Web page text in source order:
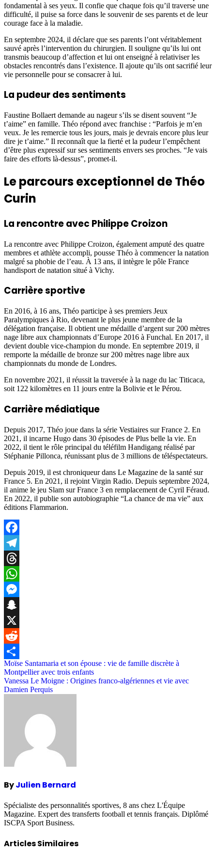
fondamental à ses yeux. Il confie que chaque fois qu’il traverse une
difficulté, il puise sa force dans le souvenir de ses parents et de leur
courage face à la maladie.
En septembre 2024, il déclare que ses parents l’ont véritablement
sauvé après l’intervention du chirurgien. Il souligne qu’ils lui ont
transmis beaucoup d’affection et lui ont enseigné à relativiser les
obstacles rencontrés dans l’existence. Il ajoute qu’ils ont sacrifié leur
vie personnelle pour se consacrer à lui.
La pudeur des sentiments
Faustine Bollaert demande au nageur s’ils se disent souvent “Je
t’aime” en famille. Théo répond avec franchise : “Parfois je m’en
veux. Je les remercie tous les jours, mais je devrais encore plus leur
dire je t’aime.” Il reconnaît que la fierté et la pudeur l’empêchent
d’être plus expressif sur ses sentiments envers ses proches. “Je vais
faire des efforts là-dessus”, promet-il.
Le parcours exceptionnel de Théo
Curin
La rencontre avec Philippe Croizon
La rencontre avec Philippe Croizon, également amputé des quatre
membres et athlète accompli, pousse Théo à commencer la natation
malgré sa phobie de l’eau. À 13 ans, il intègre le pôle France
handisport de natation situé à Vichy.
Carrière sportive
En 2016, à 16 ans, Théo participe à ses premiers Jeux
Paralympiques à Rio, devenant le plus jeune membre de la
délégation française. Il obtient une médaille d’argent sur 200 mètres
nage libre aux championnats d’Europe 2016 à Funchal. En 2017, il
devient double vice-champion du monde. En septembre 2019, il
remporte la médaille de bronze sur 200 mètres nage libre aux
championnats du monde de Londres.
En novembre 2021, il réussit la traversée à la nage du lac Titicaca,
soit 122 kilomètres en 11 jours entre la Bolivie et le Pérou.
Carrière médiatique
Depuis 2017, Théo joue dans la série Vestiaires sur France 2. En
2021, il incarne Hugo dans 30 épisodes de Plus belle la vie. En
2022, il tient le rôle principal du téléfilm Handigang réalisé par
Stéphanie Pillonca, réunissant plus de 3 millions de téléspectateurs.
Depuis 2019, il est chroniqueur dans Le Magazine de la santé sur
France 5. En 2021, il rejoint Virgin Radio. Depuis septembre 2024,
il anime le jeu Slam sur France 3 en remplacement de Cyril Féraud.
En 2022, il publie son autobiographie “La chance de ma vie” aux
éditions Flammarion.
Facebook
Telegram
Threads
WhatsApp
Messenger
Snapchat
X
Reddit
Share
Post
navigation
Moïse Santamaria et son épouse : vie de famille discrète à
Montpellier avec trois enfants
Vanessa Le Moigne : Origines franco-algériennes et vie avec
Damien Perquis
ByJulien Bernard
Spécialiste des personnalités sportives, 8 ans chez L'Équipe
Magazine. Expert des transferts football et tennis français. Diplômé
ISCPA Sport Business.
Articles Similaires